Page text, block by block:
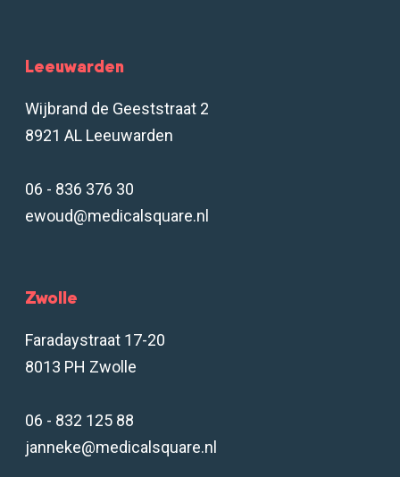
Leeuwarden
Wijbrand de Geeststraat 2
8921 AL Leeuwarden
06 - 836 376 30
ewoud@medicalsquare.nl
Zwolle
Faradaystraat 17-20
8013 PH Zwolle
06 - 832 125 88
janneke@medicalsquare.nl